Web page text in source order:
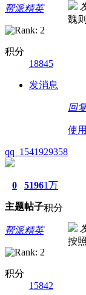
帮派精英
积分
18845
发消息
魏
回
使
qq_1541929358
0
主题
5196
帖子
1万
积分
帮派精英
积分
15842
按